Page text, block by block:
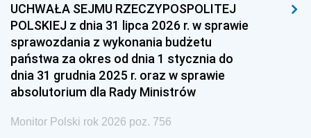
1939 1938 1937
1936 1930
UCHWAŁA SEJMU RZECZYPOSPOLITEJ
POLSKIEJ z dnia 31 lipca 2026 r. w sprawie
sprawozdania z wykonania budżetu
państwa za okres od dnia 1 stycznia do
dnia 31 grudnia 2025 r. oraz w sprawie
absolutorium dla Rady Ministrów
Monitor Polski rok 2026 poz. 756